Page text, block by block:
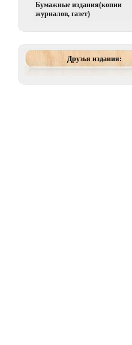
Бумажные издания(копии
журналов, газет)
Друзья издания: